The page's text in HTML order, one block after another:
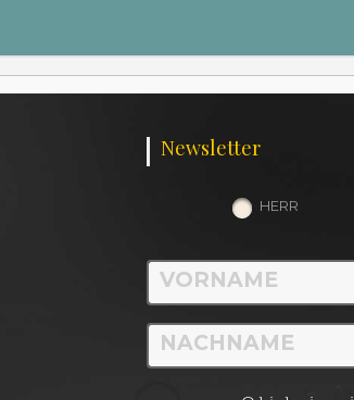
Newsletter
HERR